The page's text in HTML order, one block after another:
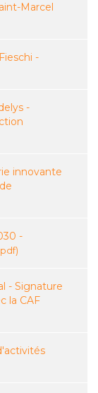
Marcel
-
-
innovante
-
- Signature
la CAF